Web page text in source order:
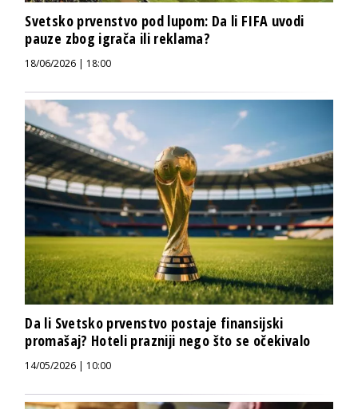
Svetsko prvenstvo pod lupom: Da li FIFA uvodi
pauze zbog igrača ili reklama?
18/06/2026 | 18:00
Da li Svetsko prvenstvo postaje finansijski
promašaj? Hoteli prazniji nego što se očekivalo
14/05/2026 | 10:00